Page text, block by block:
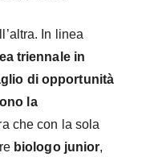
In linea
triennale in
di opportunità
la
che con la sola
biologo junior,